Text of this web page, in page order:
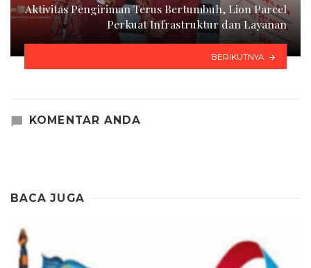
Aktivitas Pengiriman Terus Bertumbuh, Lion Parcel
Perkuat Infrastruktur dan Layanan
BERIKUTNYA
KOMENTAR ANDA
BACA JUGA